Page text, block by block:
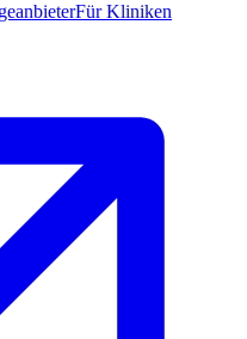
Für Kliniken